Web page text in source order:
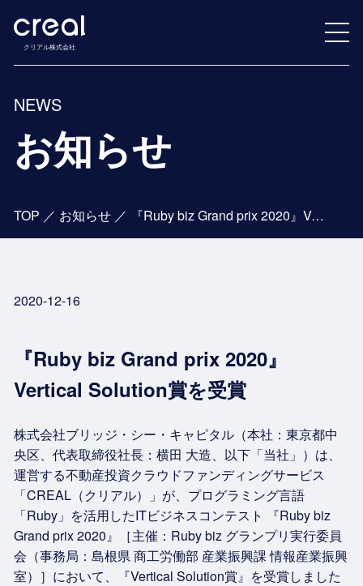
クリアル株式会社
NEWS
お知らせ
TOP ／ お知らせ／ 『Ruby biz Grand prix 2020』Vertical Solution賞を受賞
2020-12-16
『Ruby biz Grand prix 2020』
Vertical Solution賞を受賞
株式会社ブリッジ・シー・キャピタル（本社：東京都中
央区、代表取締役社長：横田 大造、以下「当社」）は、
運営する不動産投資クラウドファンディングサービス
「CREAL（クリアル）」が、プログラミング言語
「Ruby」を活用したITビジネスコンテスト 『Ruby biz
Grand prix 2020』［主催：Ruby biz グランプリ実行委員
会（事務局：島根県 商工労働部 産業振興課 情報産業振興
室）］において、『Vertical Solution賞』を受賞しました